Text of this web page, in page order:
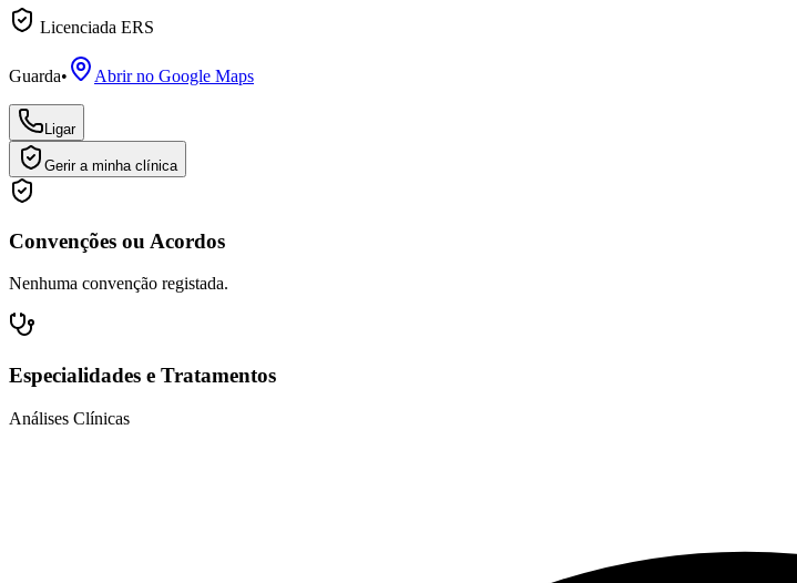
Licenciada ERS
Guarda• Abrir no Google Maps
Ligar
Gerir a minha clínica
Convenções ou Acordos
Nenhuma convenção registada.
Especialidades e Tratamentos
Análises Clínicas